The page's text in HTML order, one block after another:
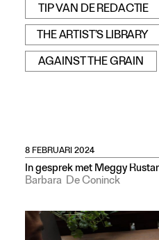
Alle nummers
Aanmelden
Abonneren
Over GLEAN
Contact
Privacy
TIP VAN DE REDACTIE
THE ARTIST’S LIBRARY
AGAINST THE GRAIN
8 FEBRUARI 2024
In gesprek met Meggy
Barbara De Coninck